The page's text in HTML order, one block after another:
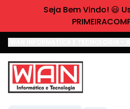
Seja Bem Vindo! 😃